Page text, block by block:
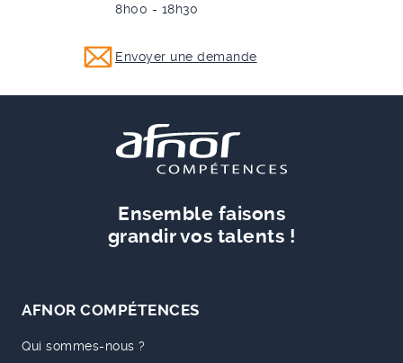
8h00 - 18h30
Envoyer une demande
Ensemble faisons
grandir vos talents !
AFNOR COMPÉTENCES
Qui sommes-nous ?